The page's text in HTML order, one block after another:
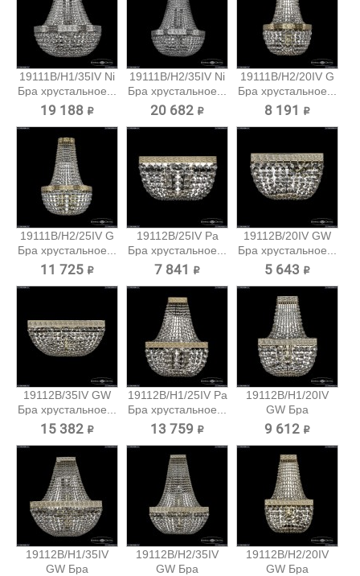
19111B/H1/35IV Ni
Бра хрустальное...
19 188 ₽
19111B/H2/35IV Ni
Бра хрустальное...
20 682 ₽
19111B/H2/20IV G
Бра хрустальное...
8 191 ₽
19111B/H2/25IV G
Бра хрустальное...
11 725 ₽
19112B/25IV Pa
Бра хрустальное...
7 841 ₽
19112B/20IV GW
Бра хрустальное...
5 643 ₽
19112B/35IV GW
Бра хрустальное...
15 382 ₽
19112B/H1/25IV Pa
Бра хрустальное...
13 759 ₽
19112B/H1/20IV
GW Бра
хрустальное...
9 612 ₽
19112B/H1/35IV
GW Бра
19112B/H2/35IV
GW Бра
19112B/H2/20IV
GW Бра